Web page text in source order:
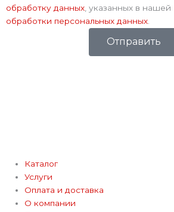
обработку данных , указанных в нашей
обработки персональных данных
Отправить
Каталог
Услуги
Оплата и доставка
О компании